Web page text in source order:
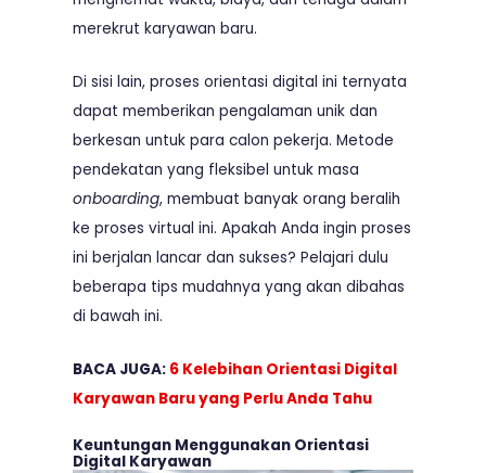
merekrut karyawan baru.
Di sisi lain, proses orientasi digital ini ternyata
dapat memberikan pengalaman unik dan
berkesan untuk para calon pekerja. Metode
pendekatan yang fleksibel untuk masa
onboarding, membuat banyak orang beralih
ke proses virtual ini. Apakah Anda ingin proses
ini berjalan lancar dan sukses? Pelajari dulu
beberapa tips mudahnya yang akan dibahas
di bawah ini.
BACA JUGA: 6 Kelebihan Orientasi Digital
Karyawan Baru yang Perlu Anda Tahu
Keuntungan Menggunakan Orientasi
Digital Karyawan